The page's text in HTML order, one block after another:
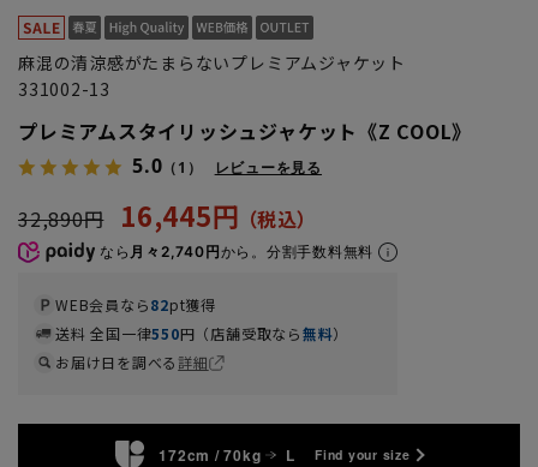
麻混の清涼感がたまらないプレミアムジャケット
331002-13
プレミアムスタイリッシュジャケット《Z COOL》
5.0 （1） レビューを見る
32,890円 16,445円
なら 月々2,740円から。分割手数料無料
WEB会員なら82pt獲得
送料 全国一律550円（店舗受取なら無料）
お届け日を調べる詳細
172cm / 70kg L Find your size